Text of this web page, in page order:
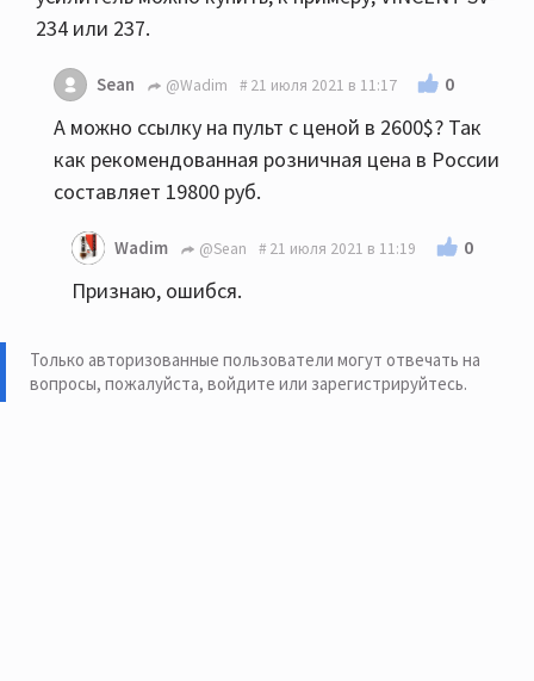
234 или 237.
Sean @Wadim 21 июля 2021 в 11:17 0
А можно ссылку на пульт с ценой в 2600$? Так
как рекомендованная розничная цена в России
составляет 19800 руб.
Wadim @Sean 21 июля 2021 в 11:19 0
Признаю, ошибся.
Только авторизованные пользователи могут отвечать на
вопросы, пожалуйста, войдите или зарегистрируйтесь.